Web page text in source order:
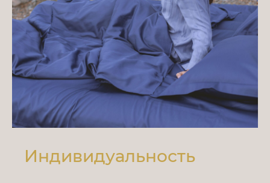
Индивидуальность